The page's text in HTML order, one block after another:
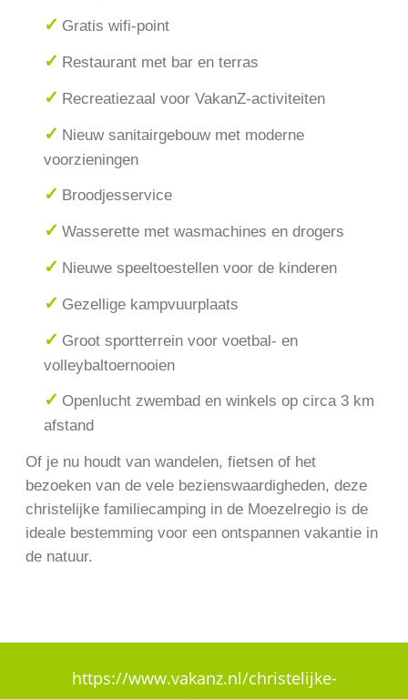
Gratis wifi-point
Restaurant met bar en terras
Recreatiezaal voor VakanZ-activiteiten
Nieuw sanitairgebouw met moderne
voorzieningen
Broodjesservice
Wasserette met wasmachines en drogers
Nieuwe speeltoestellen voor de kinderen
Gezellige kampvuurplaats
Groot sportterrein voor voetbal- en
volleybaltoernooien
Openlucht zwembad en winkels op circa 3 km
afstand
Of je nu houdt van wandelen, fietsen of het
bezoeken van de vele bezienswaardigheden, deze
christelijke familiecamping in de Moezelregio is de
ideale bestemming voor een ontspannen vakantie in
de natuur.
https://www.vakanz.nl/christelijke-